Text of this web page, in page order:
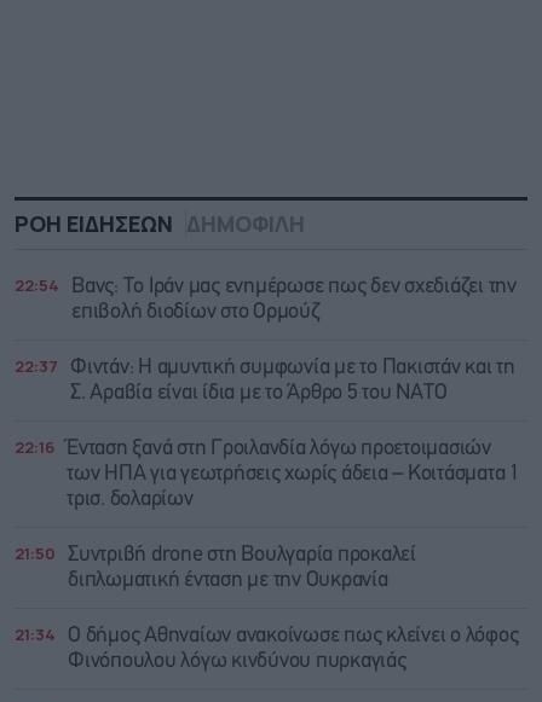
ΡΟΗ ΕΙΔΗΣΕΩΝ ΔΗΜΟΦΙΛΗ
22:54
Βανς: Το Ιράν μας ενημέρωσε πως δεν σχεδιάζει την
επιβολή διοδίων στο Ορμούζ
22:37
Φιντάν: Η αμυντική συμφωνία με το Πακιστάν και τη
Σ. Αραβία είναι ίδια με τo Άρθρο 5 του ΝΑΤΟ
22:16
Ένταση ξανά στη Γροιλανδία λόγω προετοιμασιών
των ΗΠΑ για γεωτρήσεις χωρίς άδεια – Κοιτάσματα 1
τρισ. δολαρίων
21:50
Συντριβή drone στη Βουλγαρία προκαλεί
διπλωματική ένταση με την Ουκρανία
21:34
Ο δήμος Αθηναίων ανακοίνωσε πως κλείνει ο λόφος
Φινόπουλου λόγω κινδύνου πυρκαγιάς